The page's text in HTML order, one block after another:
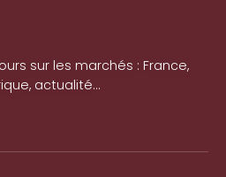
sur les marchés : France,
actualité...